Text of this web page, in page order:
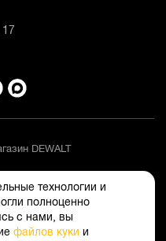
технологии и
полноценно
с нами, вы
файлов куки и
DEWALT
персональных данных